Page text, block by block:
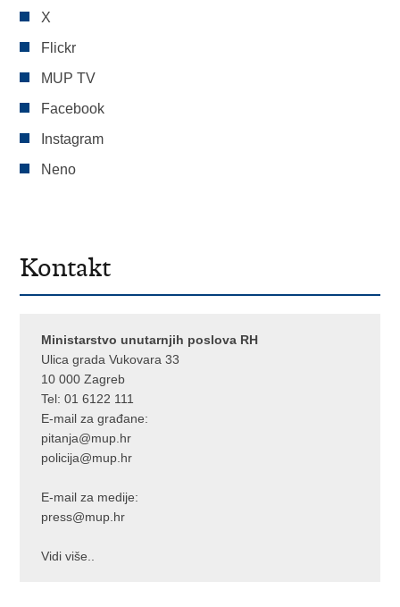
X
Flickr
MUP TV
Facebook
Instagram
Neno
Kontakt
Ministarstvo unutarnjih poslova RH
Ulica grada Vukovara 33
10 000 Zagreb
Tel:01 6122 111
E-mail za građane:
pitanja@mup.hr
policija@mup.hr
E-mail za medije:
press@mup.hr
Vidi više..